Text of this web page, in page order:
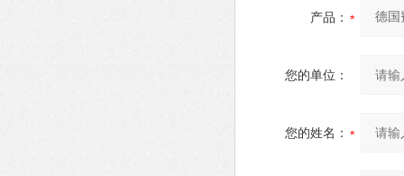
产品：
您的单位：
您的姓名：